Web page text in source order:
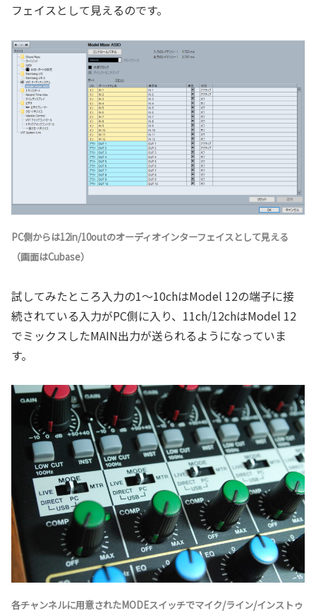
フェイスとして見えるのです。
PC側からは12in/10outのオーディオインターフェイスとして見える
（画面はCubase）
試してみたところ入力の1～10chはModel 12の端子に接
続されている入力がPC側に入り、11ch/12chはModel 12
でミックスしたMAIN出力が送られるようになっていま
す。
各チャンネルに用意されたMODEスイッチでマイク/ライン/インストゥ